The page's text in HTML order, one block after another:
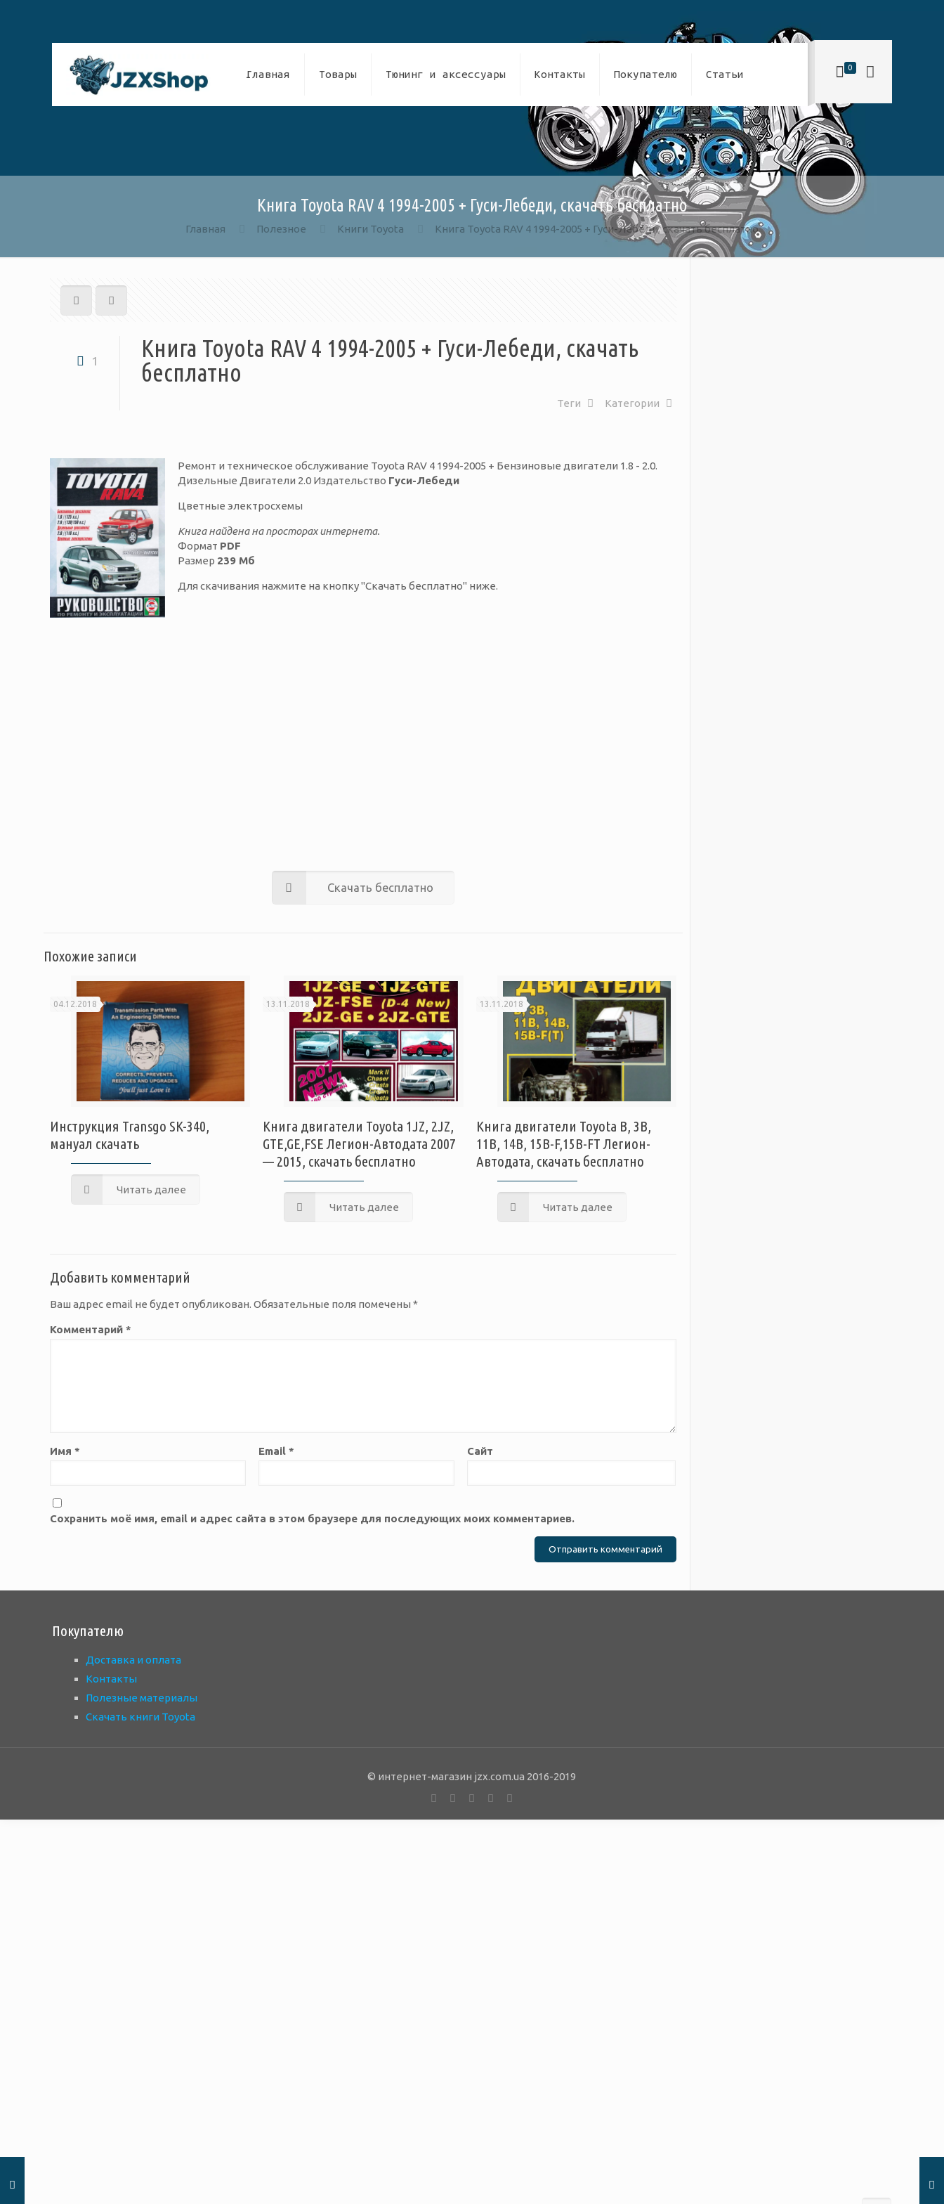
Главная Товары Тюнинг и аксессуары Контакты Покупателю Статьи
0
Книга Toyota RAV 4 1994-2005 + Гуси-Лебеди, скачать бесплатно
Главная Полезное Книги Toyota Книга Toyota RAV 4 1994-2005 + Гуси-Лебеди, скачать бесплатно
1
Книга Toyota RAV 4 1994-2005 + Гуси-Лебеди, скачать
бесплатно
Категории
Теги
Ремонт и техническое обслуживание Toyota RAV 4 1994-2005 + Бензиновые двигатели 1.8 - 2.0.
Дизельные Двигатели 2.0 Издательство Гуси-Лебеди
Цветные электросхемы
Книга найдена на просторах интернета.
Формат PDF
Размер 239 Мб
Для скачивания нажмите на кнопку "Скачать бесплатно" ниже.
Скачать бесплатно
Похожие записи
04.12.2018
Инструкция Transgo SK-340,
мануал скачать
Читать далее
13.11.2018
Книга двигатели Toyota 1JZ, 2JZ,
GTE,GE,FSE Легион-Автодата 2007
— 2015, скачать бесплатно
Читать далее
13.11.2018
Книга двигатели Toyota B, 3B,
11B, 14B, 15B-F,15B-FT Легион-
Автодата, скачать бесплатно
Читать далее
Добавить комментарий
Ваш адрес email не будет опубликован. Обязательные поля помечены*
Комментарий*
Имя* Email* Сайт
Сохранить моё имя, email и адрес сайта в этом браузере для последующих моих комментариев.
Покупателю
Доставка и оплата
Контакты
Полезные материалы
Скачать книги Toyota
© интернет-магазин jzx.com.ua 2016-2019